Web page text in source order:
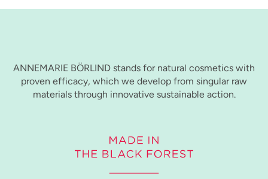
ANNEMARIE BÖRLIND stands for natural cosmetics with
proven efficacy, which we develop from singular raw
materials through innovative sustainable action.